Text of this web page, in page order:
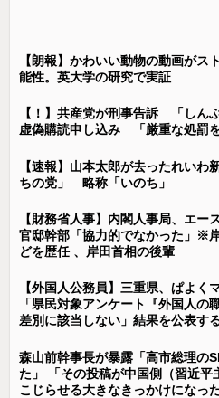
【朗報】かわいい動物の動画がス
能性。英大学の研究で実証
【！】共産党が刑事告訴 「しん
虚偽購読申し込み 「厳重な処罰を
【速報】山本太郎が去ったれいわ
ちの党」 略称「いのち」
【財務省人事】内閣人事局、エ
官邸幹部「協力的でなかった」※
どを歴任 、岸田首相の後輩
【外国人公務員】三重県、ぱよく
「県民対象アンケート『外国人の
差別に該当しない」結果を公表す
森山前幹事長が暴露「高市総理の
た」 「その投稿が中国側（習近平
こじらせる大きなきっかけになった